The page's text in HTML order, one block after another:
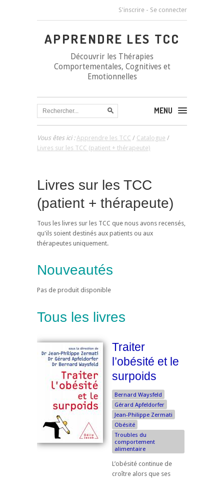
S'inscrire - Se connecter
APPRENDRE LES TCC
Découvrir les Thérapies
Comportementales, Cognitives et
Emotionnelles
MENU
Vous êtes ici :Apprendre les TCC / Catalogue /
Livres sur les TCC (patient + thérapeute)
Livres sur les TCC
(patient + thérapeute)
Tous les livres sur les TCC que nous avons recensés,
qu'ils soient destinés aux patients ou aux
thérapeutes uniquement.
Nouveautés
Pas de produit disponible
Tous les livres
Traiter
l’obésité et le
surpoids
Bernard Waysfeld
Gérard Apfeldorfer
Jean-Philippe Zermati
Obésité
Troubles du
comportement
alimentaire
L’obésité continue de
croître alors que ses